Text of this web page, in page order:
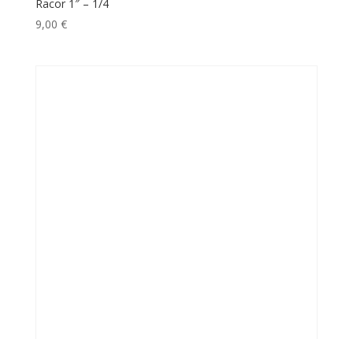
Racor 1″ – 1/4
9,00 €